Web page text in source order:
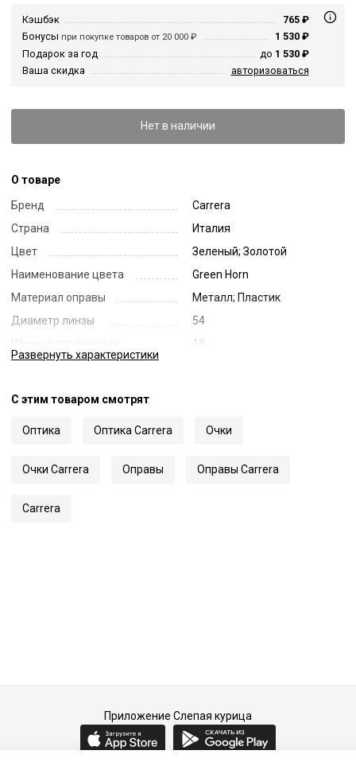
Кэшбэк
765 ₽
Бонусы при покупке товаров от 20 000 ₽
1 530 ₽
Подарок за год
до 1 530 ₽
Ваша скидка
авторизоваться
Нет в наличии
О товаре
Бренд
Carrera
Страна
Италия
Цвет
Зеленый; Золотой
Наименование цвета
Green Horn
Материал оправы
Металл; Пластик
Диаметр линзы
54
18
Развернуть характеристики
С этим товаром смотрят
Оптика Оптика Carrera Очки
Очки Carrera Оправы Оправы Carrera
Carrera
Приложение Слепая курица